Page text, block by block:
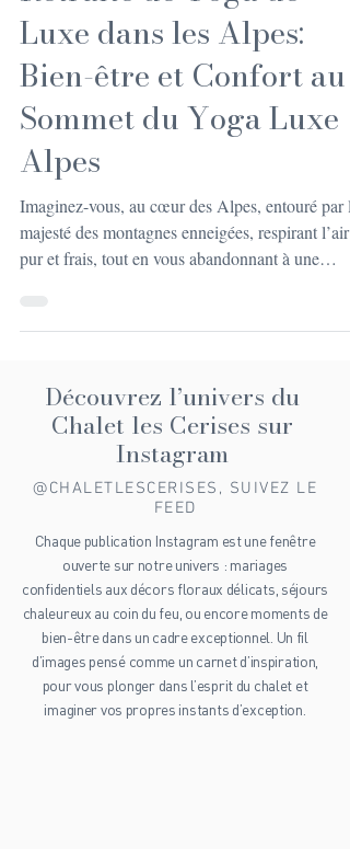
Retraite de Yoga de
Luxe dans les Alpes:
Bien-être et Confort au
Sommet du Yoga Luxe
Alpes
Imaginez-vous, au cœur des Alpes, entouré par la
majesté des montagnes enneigées, respirant l’air
séjour : c’est une invitation à la détente profonde,
la reconnexion avec soi-même, dans un cadre
somptueux. Alors, prêt à embarquer pour ce
voyage unique ? Laissez-moi vous guider à
Découvrez l’univers du
Chalet les Cerises sur
Instagram
FEED
Chaque publication Instagram est une fenêtre
ouverte sur notre univers : mariages
confidentiels aux décors floraux délicats, séjours
chaleureux au coin du feu, ou encore moments de
bien-être dans un cadre exceptionnel. Un fil
d’images pensé comme un carnet d’inspiration,
pour vous plonger dans l’esprit du chalet et